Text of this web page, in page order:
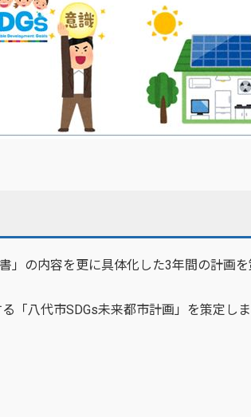
」の内容を更に具体化した3年間の計画
「八代市SDGs未来都市計画」を策定し